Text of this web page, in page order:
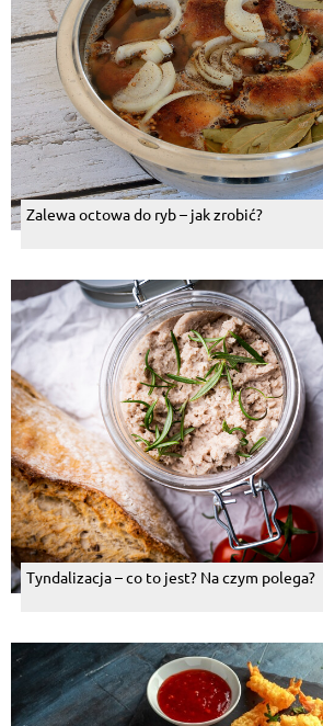
Zalewa octowa do ryb – jak zrobić?
Tyndalizacja – co to jest? Na czym polega?